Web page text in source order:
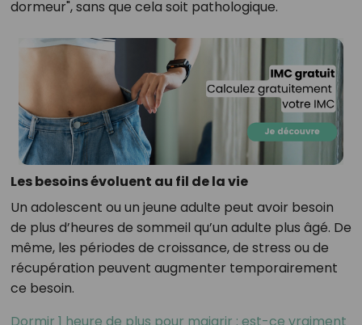
dormeur", sans que cela soit pathologique.
Les besoins évoluent au fil de la vie
Un adolescent ou un jeune adulte peut avoir besoin
de plus d’heures de sommeil qu’un adulte plus âgé. De
même, les périodes de croissance, de stress ou de
récupération peuvent augmenter temporairement
ce besoin.